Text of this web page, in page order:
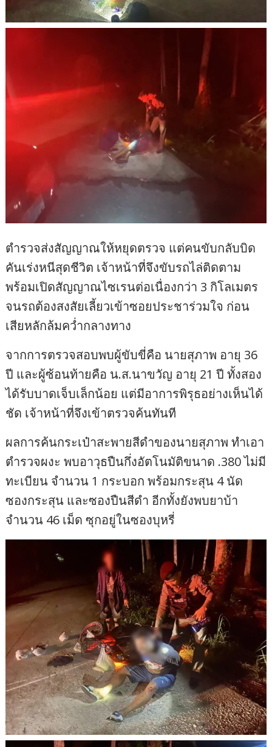
ตำรวจส่งสัญญาณให้หยุดตรวจ แต่คนขับกลับบิด
คันเร่งหนีสุดชีวิต เจ้าหน้าที่จึงขับรถไล่ติดตาม
พร้อมเปิดสัญญาณไซเรนต่อเนื่องกว่า 3 กิโลเมตร
จนรถต้องสงสัยเลี้ยวเข้าซอยประชาร่วมใจ ก่อน
เสียหลักล้มคว่ำกลางทาง
จากการตรวจสอบพบผู้ขับขี่คือ นายสุภาพ อายุ 36
ปี และผู้ซ้อนท้ายคือ น.ส.นาขวัญ อายุ 21 ปี ทั้งสอง
ได้รับบาดเจ็บเล็กน้อย แต่มีอาการพิรุธอย่างเห็นได้
ชัด เจ้าหน้าที่จึงเข้าตรวจค้นทันที
ผลการค้นกระเป๋าสะพายสีดำของนายสุภาพ ทำเอา
ตำรวจผงะ พบอาวุธปืนกึ่งอัตโนมัติขนาด .380 ไม่มี
ทะเบียน จำนวน 1 กระบอก พร้อมกระสุน 4 นัด
ซองกระสุน และซองปืนสีดำ อีกทั้งยังพบยาบ้า
จำนวน 46 เม็ด ซุกอยู่ในซองบุหรี่